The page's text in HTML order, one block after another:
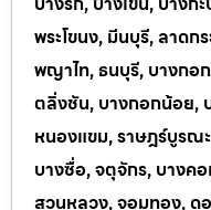
พระโขนง, มีนบุรี, ลาดก
พญาไท, ธนบุรี, บางกอ
ตลิ่งชัน, บางกอกน้อย,
หนองแขม, ราษฎร์บูรณ
บางซื่อ, จตุจักร, บางค
สวนหลวง, จอมทอง, ด